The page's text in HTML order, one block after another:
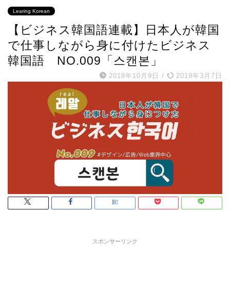
Learing Korean
【ビジネス韓国語連載】日本人が韓国
で仕事しながら身に付けたビジネス
韓国語 NO.009「스캔본」
2018年10月9日 / 2019年3月7日
スポンサーリンク